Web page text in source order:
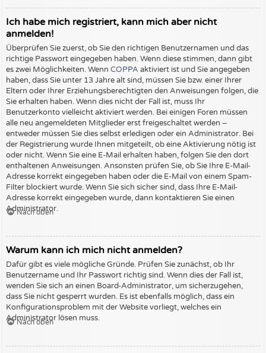
Ich habe mich registriert, kann mich aber nicht
anmelden!
Überprüfen Sie zuerst, ob Sie den richtigen Benutzernamen und das
richtige Passwort eingegeben haben. Wenn diese stimmen, dann gibt
es zwei Möglichkeiten. Wenn COPPA aktiviert ist und Sie angegeben
haben, dass Sie unter 13 Jahre alt sind, müssen Sie bzw. einer Ihrer
Eltern oder Ihrer Erziehungsberechtigten den Anweisungen folgen, die
Sie erhalten haben. Wenn dies nicht der Fall ist, muss Ihr
Benutzerkonto vielleicht aktiviert werden. Bei einigen Foren müssen
alle neu angemeldeten Mitglieder erst freigeschaltet werden –
entweder müssen Sie dies selbst erledigen oder ein Administrator. Bei
der Registrierung wurde Ihnen mitgeteilt, ob eine Aktivierung nötig ist
oder nicht. Wenn Sie eine E-Mail erhalten haben, folgen Sie den dort
enthaltenen Anweisungen. Ansonsten prüfen Sie, ob Sie Ihre E-Mail-
Adresse korrekt eingegeben haben oder die E-Mail von einem Spam-
Filter blockiert wurde. Wenn Sie sich sicher sind, dass Ihre E-Mail-
Adresse korrekt eingegeben wurde, dann kontaktieren Sie einen
Administrator.
Nach oben
Warum kann ich mich nicht anmelden?
Dafür gibt es viele mögliche Gründe. Prüfen Sie zunächst, ob Ihr
Benutzername und Ihr Passwort richtig sind. Wenn dies der Fall ist,
wenden Sie sich an einen Board-Administrator, um sicherzugehen,
dass Sie nicht gesperrt wurden. Es ist ebenfalls möglich, dass ein
Konfigurationsproblem mit der Website vorliegt, welches ein
Administrator lösen muss.
Nach oben